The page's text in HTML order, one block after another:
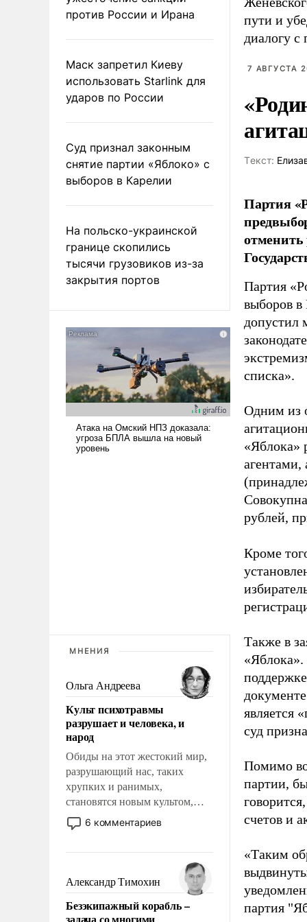
против России и Ирана
Маск запретил Киеву
использовать Starlink для
ударов по России
Суд признал законным
снятие партии «Яблоко» с
выборов в Карелии
На польско-украинской
границе скопились
тысячи грузовиков из-за
закрытия портов
МНЕНИЯ
Ольга Андреева
Культ психотравмы
разрушает и человека, и
народ
Обиды на этот жестокий мир,
разрушающий нас, таких
хрупких и ранимых,
становятся новым культом,
постепенно вытесняя и
отменяя традиционное
мужественным и твердым под
ударами судьбы, брать на себя
ответственность, помогать
слабым, идти вперед и
6 комментариев
Александр Тимохин
Безэкипажный корабль –
задача со многими
пути и
диалогу
7 АВГУСТА
Tекст:
Партия
отменить
Партия
выборов в
допустил
списка».
Одним из
«Яблока»
агентами,
рублей,
Кроме
Также в
является
суд
Помимо
партии,
счетов и
«Таким
партия